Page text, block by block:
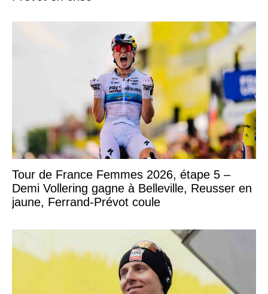
Tour de France Femmes 2026, étape 5 –
Demi Vollering gagne à Belleville, Reusser en
jaune, Ferrand-Prévot coule